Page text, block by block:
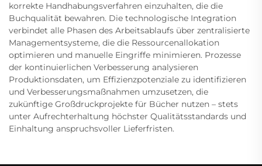
korrekte Handhabungsverfahren einzuhalten, die die
Buchqualität bewahren. Die technologische Integration
verbindet alle Phasen des Arbeitsablaufs über zentralisierte
Managementsysteme, die die Ressourcenallokation
optimieren und manuelle Eingriffe minimieren. Prozesse
der kontinuierlichen Verbesserung analysieren
Produktionsdaten, um Effizienzpotenziale zu identifizieren
und Verbesserungsmaßnahmen umzusetzen, die
zukünftige Großdruckprojekte für Bücher nutzen – stets
unter Aufrechterhaltung höchster Qualitätsstandards und
Einhaltung anspruchsvoller Lieferfristen.